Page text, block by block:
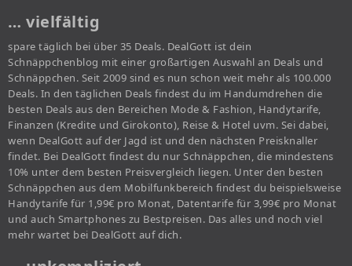
… vielfältig
spare täglich bei über 35 Deals. DealGott ist dein
Schnäppchenblog mit einer großartigen Auswahl an Deals und
Schnäppchen. Seit 2009 sind es nun schon weit mehr als 100.000
Deals. In den täglichen Deals findest du im Handumdrehen die
besten Deals aus den Bereichen Mode & Fashion, Handytarife,
Finanzen (Kredite und Girokonto), Reise & Hotel uvm. Sei dabei,
wenn DealGott auf der Jagd ist und den nächsten Preisknaller
findet. Bei DealGott findest du nur Schnäppchen, die mindestens
10% unter dem besten Preisvergleich liegen. Unter den besten
Schnäppchen aus dem Mobilfunkbereich findest du beispielsweise
Handytarife für 1,99€ pro Monat, Datentarife für 3,99€ pro Monat
und auch Smartphones zu Bestpreisen. Das alles und noch viel
mehr wartet bei DealGott auf dich.